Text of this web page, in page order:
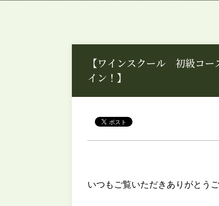
【ワインスクール 初級コ
イン！】
いつもご覧いただきありがとう